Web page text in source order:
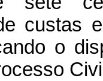
custas
o